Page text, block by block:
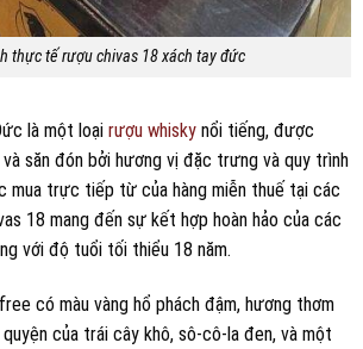
thực tế rượu chivas 18 xách tay đức
là một loại rượu whisky nổi tiếng, được
săn đón bởi hương vị đặc trưng và quy trình
mua trực tiếp từ của hàng miễn thuế tại các
18 mang đến sự kết hợp hoàn hảo của các
với độ tuổi tối thiểu 18 năm.
có màu vàng hổ phách đậm, hương thơm
của trái cây khô, sô-cô-la đen, và một